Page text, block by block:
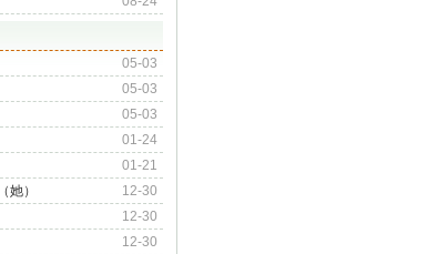
05-03
05-03
05-03
01-24
01-21
12-30
她）
12-30
12-30